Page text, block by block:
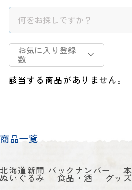
お気に入り登録
数
該当する商品がありません。
商品一覧
北海道新聞 バックナンバー 本
ぬいぐるみ 食品・酒 グッズ